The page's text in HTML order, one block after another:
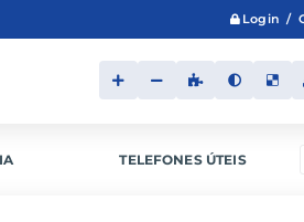
Login /
TELEFONES ÚTEIS